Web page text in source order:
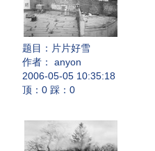
题目： 片片好雪
作者： anyon
2006-05-05 10:35:18
顶：0 踩：0